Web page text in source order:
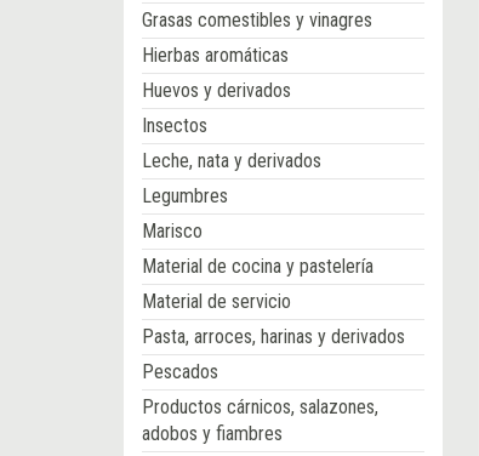
Grasas comestibles y vinagres
Hierbas aromáticas
Huevos y derivados
Insectos
Leche, nata y derivados
Legumbres
Marisco
Material de cocina y pastelería
Material de servicio
Pasta, arroces, harinas y derivados
Pescados
Productos cárnicos, salazones,
adobos y fiambres